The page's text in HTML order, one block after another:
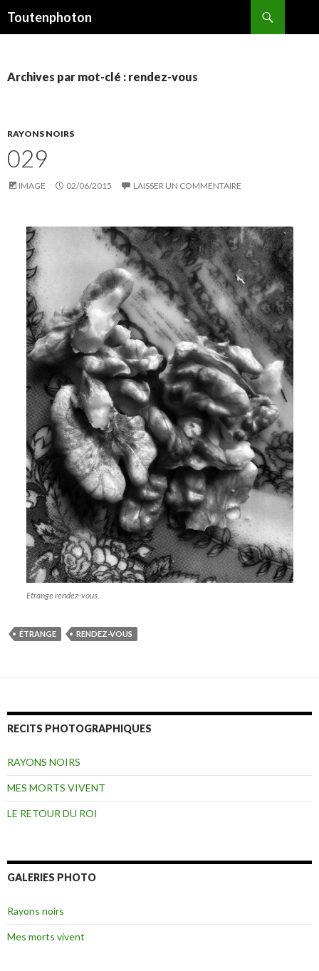
Toutenphoton
Archives par mot-clé : rendez-vous
RAYONS NOIRS
029
IMAGE 02/06/2015 LAISSER UN COMMENTAIRE
Etrange rendez-vous.
ÉTRANGE RENDEZ-VOUS
RECITS PHOTOGRAPHIQUES
RAYONS NOIRS
MES MORTS VIVENT
LE RETOUR DU ROI
GALERIES PHOTO
Rayons noirs
Mes morts vivent